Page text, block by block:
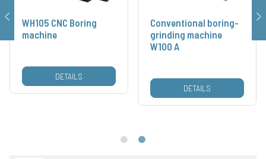
WH105 CNC Boring
machine
DETAILS
Conventional boring-
grinding machine
W100 A
DETAILS